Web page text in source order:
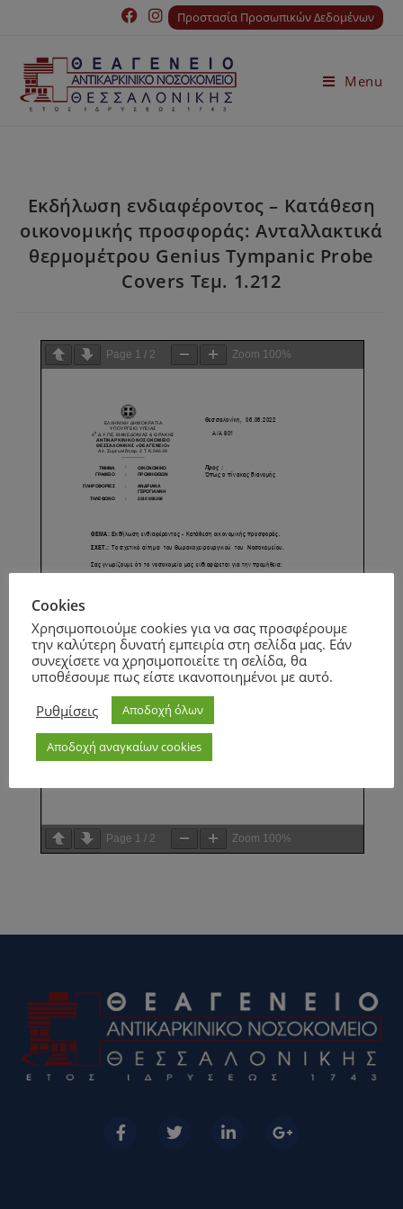
Προστασία Προσωπικών Δεδομένων
Menu
Εκδήλωση ενδιαφέροντος – Κατάθεση
οικονομικής προσφοράς: Ανταλλακτικά
θερμομέτρου Genius Tympanic Probe
Covers Τεμ. 1.212
Page 1 / 2 Zoom 100%
Page 1 / 2 Zoom 100%
Cookies
Χρησιμοποιούμε cookies για να σας προσφέρουμε
την καλύτερη δυνατή εμπειρία στη σελίδα μας. Εάν
συνεχίσετε να χρησιμοποιείτε τη σελίδα, θα
υποθέσουμε πως είστε ικανοποιημένοι με αυτό.
Ρυθμίσεις
Αποδοχή όλων
Αποδοχή αναγκαίων cookies